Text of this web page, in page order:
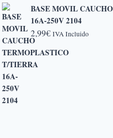
BASE MOVIL
16A-250V 2104
2,99€ IVA Incluido